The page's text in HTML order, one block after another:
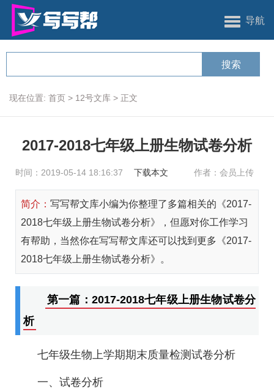
导航
现在位置: 首页 > 12号文库 > 正文
2017-2018七年级上册生物试卷分析
时间：2019-05-14 18:16:37 下载本文 作者：会员上传
简介： 写写帮文库小编为你整理了多篇相关的《2017-
2018七年级上册生物试卷分析》，但愿对你工作学习
有帮助，当然你在写写帮文库还可以找到更多《2017-
2018七年级上册生物试卷分析》。
第一篇：2017-2018七年级上册生物试卷分
析
七年级生物上学期期末质量检测试卷分析
一、试卷分析